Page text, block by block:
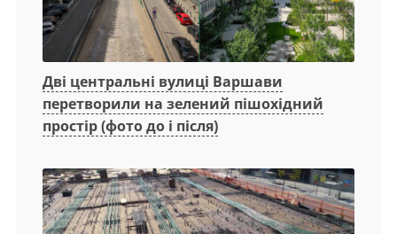
Дві центральні вулиці Варшави
перетворили на зелений пішохідний
простір (фото до і після)